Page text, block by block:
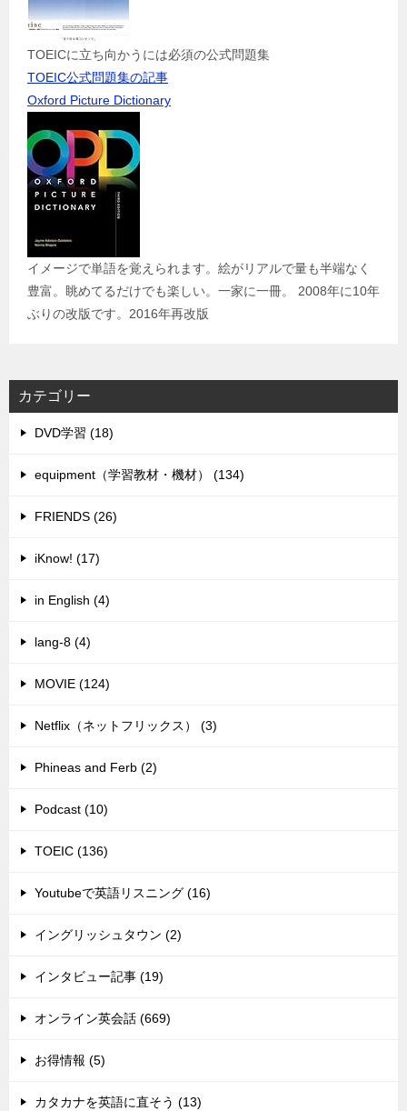
TOEICに立ち向かうには必須の公式問題集
TOEIC公式問題集の記事
Oxford Picture Dictionary
イメージで単語を覚えられます。絵がリアルで量も半端なく
豊富。眺めてるだけでも楽しい。一家に一冊。 2008年に10年
ぶりの改版です。2016年再改版
カテゴリー
DVD学習 (18)
equipment（学習教材・機材） (134)
FRIENDS (26)
iKnow! (17)
in English (4)
lang-8 (4)
MOVIE (124)
Netflix（ネットフリックス） (3)
Phineas and Ferb (2)
Podcast (10)
TOEIC (136)
Youtubeで英語リスニング (16)
イングリッシュタウン (2)
インタビュー記事 (19)
オンライン英会話 (669)
お得情報 (5)
カタカナを英語に直そう (13)